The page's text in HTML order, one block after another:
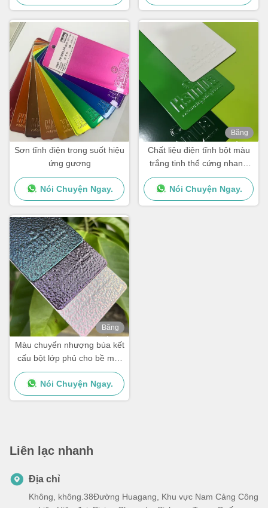
Sơn tĩnh điện trong suốt hiệu
ứng gương
Nói Chuyện Ngay.
Băng
hình
Chất liệu điện tĩnh bột màu
trắng tinh thể cứng nhanh
Polyester TGIC miễn phí cho
kiến trúc
Nói Chuyện Ngay.
Băng
hình
Màu chuyển nhượng búa kết
cấu bột lớp phủ cho bề mặt
kim loại với độ bóng tùy
chỉnh
Nói Chuyện Ngay.
Liên lạc nhanh
Địa chỉ
Không, không.38Đường Huagang, Khu vực Nam Cảng Công